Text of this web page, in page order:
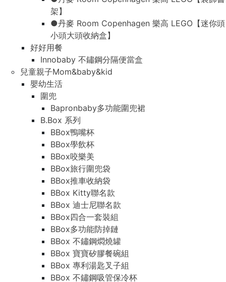
架】
●丹麥 Room Copenhagen 樂高 LEGO【迷你頭
小頭大頭收納盒】
好好用餐
Innobaby 不鏽鋼分隔便當盒
兒童親子Mom&baby&kid
嬰幼生活
圍兜
Bapronbaby多功能圍兜裙
B.Box 系列
BBox鴨嘴杯
BBox學飲杯
BBox咬樂美
BBox旅行圍兜袋
BBox推車收納袋
BBox Kitty聯名款
BBox 迪士尼聯名款
BBox四合一套裝組
BBox多功能防掉鏈
BBox 不鏽鋼燜燒罐
BBox 寶寶矽膠餐碗組
BBox 專利湯匙叉子組
BBox 不鏽鋼吸管保冷杯